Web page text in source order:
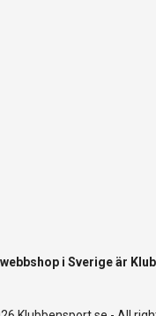
i Sverige är